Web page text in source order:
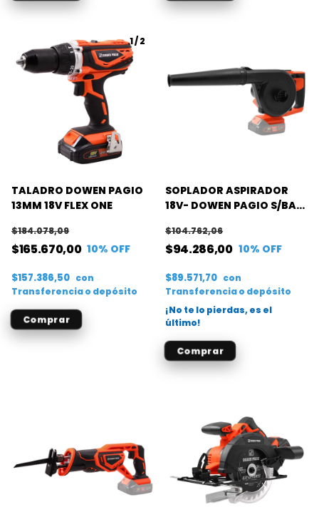
1/2
TALADRO DOWEN PAGIO
13MM 18V FLEX ONE
$165.670,00
$184.078,09
10% OFF
$157.386,50 con
Transferencia o depósito
SOPLADOR ASPIRADOR
18V- DOWEN PAGIO S/BAT
$94.286,00
$104.762,06
10% OFF
$89.571,70 con
Transferencia o depósito
¡No te lo pierdas, es el
último!